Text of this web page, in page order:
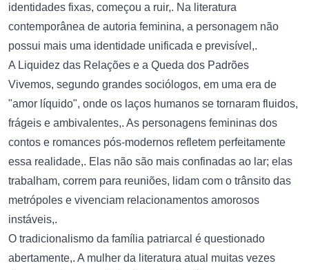
identidades fixas, começou a ruir,. Na literatura
contemporânea de autoria feminina, a personagem não
possui mais uma identidade unificada e previsível,.
A Liquidez das Relações e a Queda dos Padrões
Vivemos, segundo grandes sociólogos, em uma era de
"amor líquido", onde os laços humanos se tornaram fluidos,
frágeis e ambivalentes,. As personagens femininas dos
contos e romances pós-modernos refletem perfeitamente
essa realidade,. Elas não são mais confinadas ao lar; elas
trabalham, correm para reuniões, lidam com o trânsito das
metrópoles e vivenciam relacionamentos amorosos
instáveis,.
O tradicionalismo da família patriarcal é questionado
abertamente,. A mulher da literatura atual muitas vezes